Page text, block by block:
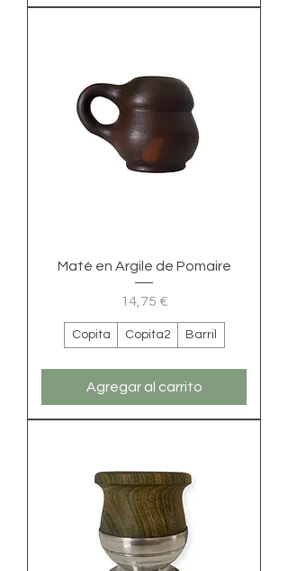
Maté en Argile de Pomaire
Precio
14,75 €
Copita Copita2 Barril
Agregar al carrito